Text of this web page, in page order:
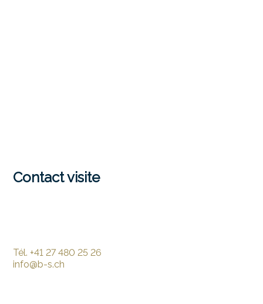
Contact visite
Tél. +41 27 480 25 26
info@b-s.ch